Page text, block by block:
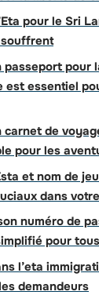
pour le Sri
passeport pour
est essentiel
carnet de
pour les
et nom de
dans
numéro de
pour tous
l’eta
demandeurs